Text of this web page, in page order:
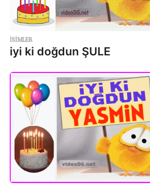
ISIMLER
iyi ki doğdun ŞULE